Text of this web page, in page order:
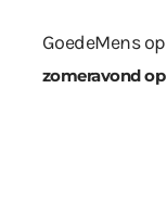
GoedeMensop
zomeravond